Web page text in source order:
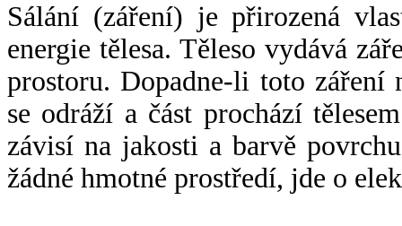
Sálání (záření) je přirozená
energie tělesa. Těleso vydává
prostoru. Dopadne-li toto záření
se odráží a část prochází
závisí na jakosti a barvě
žádné hmotné prostředí, jde o